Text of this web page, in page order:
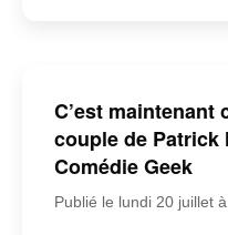
C’est maintenant
couple de Patrick
Comédie Geek
Publié le lundi 20 juillet